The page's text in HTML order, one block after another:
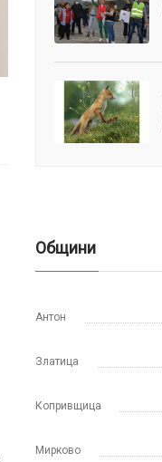
Общини
Антон
Златица
Копривщица
Мирково